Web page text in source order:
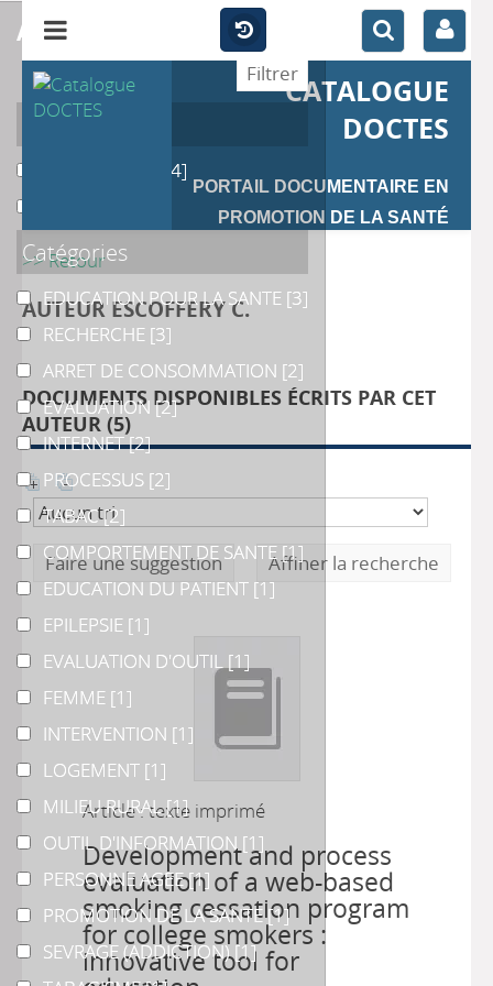
CATALOGUE
DOCTES
PORTAIL DOCUMENTAIRE EN
PROMOTION DE LA SANTÉ
>> Retour
AUTEUR ESCOFFERY C.
DOCUMENTS DISPONIBLES ÉCRITS PAR CET
AUTEUR (5)
Faire une suggestion Affiner la recherche
Article : texte imprimé
Development and process
evaluation of a web-based
smoking cessation program
for college smokers :
innovative tool for
affiner
Auteur
ESCOFFERY C.
[4]
DILORIO C.
Catégories
EDUCATION POUR LA SANTE
EDUCATION POUR LA SANTE [3]
RECHERCHE
RECHERCHE [3]
ARRET DE CONSOMMATION
ARRET DE CONSOMMATION [2]
EVALUATION
EVALUATION[2]
INTERNET
INTERNET[2]
PROCESSUS
PROCESSUS [2]
TABACTABAC[2]
COMPORTEMENT DE SANTE
COMPORTEMENT DE SANTE [1]
EDUCATION DU PATIENT
EDUCATION DU PATIENT [1]
EPILEPSIE
EPILEPSIE [1]
EVALUATION D'OUTIL
EVALUATION D'OUTIL [1]
FEMME
FEMME [1]
INTERVENTION
INTERVENTION [1]
LOGEMENT
LOGEMENT [1]
MILIEU RURAL
MILIEU RURAL[1]
OUTIL D'INFORMATION
OUTIL D'INFORMATION [1]
PERSONNE AGEE
PERSONNE AGEE[1]
PROMOTION DE LA SANTE
PROMOTION DE LA SANTE[1]
SEVRAGE (ADDICTION)
SEVRAGE (ADDICTION)[1]